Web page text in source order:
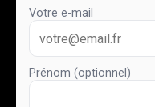
Votre e-mail
Prénom (optionnel)